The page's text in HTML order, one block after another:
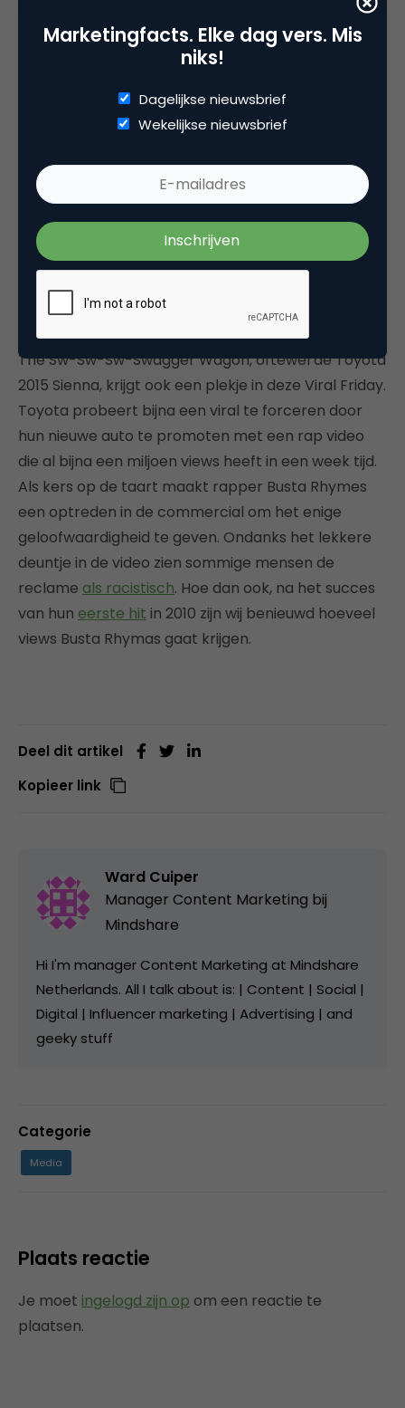
2015 Toyota Sienna
The Sw-Sw-Sw-Swagger Wagon, oftewel de Toyota
2015 Sienna, krijgt ook een plekje in deze Viral Friday.
Toyota probeert bijna een viral te forceren door
hun nieuwe auto te promoten met een rap video
die al bijna een miljoen views heeft in een week tijd.
Als kers op de taart maakt rapper Busta Rhymes
een optreden in de commercial om het enige
geloofwaardigheid te geven. Ondanks het lekkere
deuntje in de video zien sommige mensen de
reclame als racistisch. Hoe dan ook, na het succes
van hun eerste hit in 2010 zijn wij benieuwd hoeveel
views Busta Rhymas gaat krijgen.
Deel dit artikel
Kopieer link
Ward Cuiper
Manager Content Marketing bij
Mindshare
Hi I'm manager Content Marketing at Mindshare
Netherlands. All I talk about is: | Content | Social |
Digital | Influencer marketing | Advertising | and
geeky stuff
Categorie
Media
Plaats reactie
Je moet ingelogd zijn op om een reactie te
plaatsen.
Marketingfacts. Elke dag vers. Mis
niks!
Dagelijkse nieuwsbrief
Wekelijkse nieuwsbrief